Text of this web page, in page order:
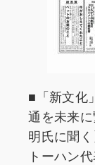
■「新文化
通を未来
明氏に聞く
トーハン